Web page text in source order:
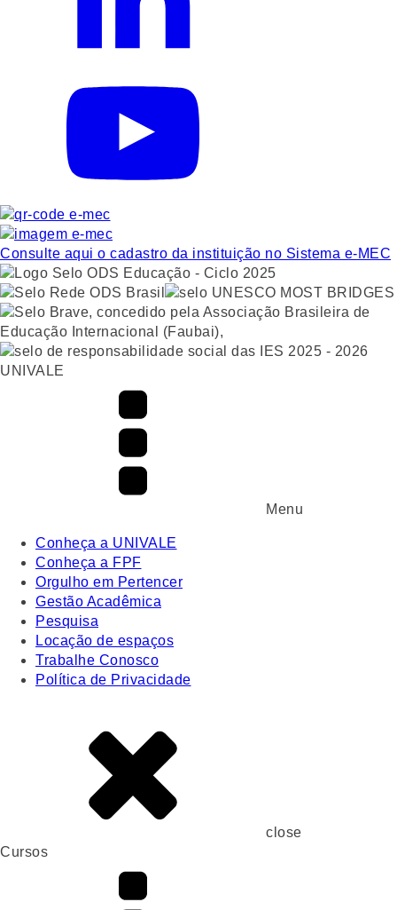
Consulte aqui o cadastro da instituição no Sistema e-MEC
UNIVALE
Menu
Conheça a UNIVALE
Conheça a FPF
Orgulho em Pertencer
Gestão Acadêmica
Pesquisa
Locação de espaços
Trabalhe Conosco
Política de Privacidade
close
Cursos